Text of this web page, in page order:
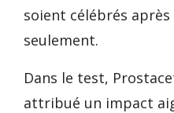
soient célébrés
seulement.
Dans le test,
attribué un impact